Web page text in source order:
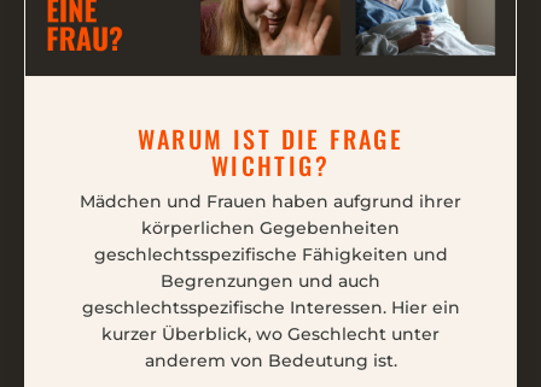
WARUM IST DIE FRAGE
WICHTIG?
Mädchen und Frauen haben aufgrund ihrer
körperlichen Gegebenheiten
geschlechtsspezifische Fähigkeiten und
Begrenzungen und auch
geschlechtsspezifische Interessen. Hier ein
kurzer Überblick, wo Geschlecht unter
anderem von Bedeutung ist.